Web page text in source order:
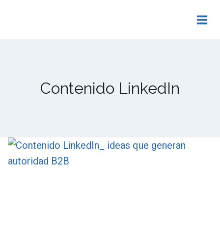
Contenido LinkedIn